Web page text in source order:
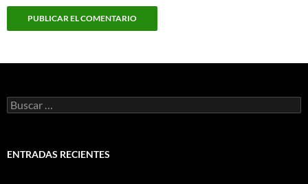
Buscar:
ENTRADAS RECIENTES